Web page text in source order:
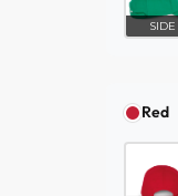
SIDE
Red